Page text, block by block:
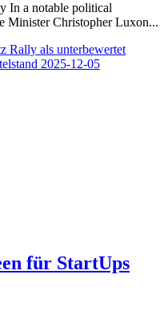
In a notable political
Minister Christopher Luxon...
Rally als unterbewertet
2025-12-05
für StartUps